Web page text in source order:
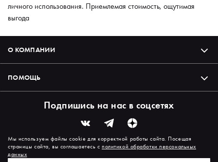
личного использования. Приемлемая стоимость, ощутимая
выгода
О КОМПАНИИ
ПОМОЩЬ
Подпишись на нас в соцсетях
Мы используем файлы cookie для корректной работы сайта. Посещая
страницы сайта, вы соглашаетесь сполитикой обработки персональных
данных